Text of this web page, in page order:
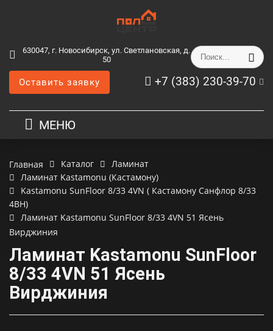
630047, г. Новосибирск, ул. Светлановская, д.
50
+7 (383) 230-39-70
Оставить заявку
МЕНЮ
Главная Каталог
Ламинат
Ламинат Kastamonu (Кастамону)
Kastamonu SunFloor 8/33 4VN ( Кастамону Санфлор 8/33
4ВН)
Ламинат Kastamonu SunFloor 8/33 4VN 51 Ясень
Вирджиния
Ламинат Kastamonu SunFloor
8/33 4VN 51 Ясень
Вирджиния